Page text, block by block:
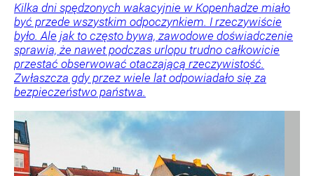
Kilka dni spędzonych wakacyjnie w Kopenhadze miało
być przede wszystkim odpoczynkiem. I rzeczywiście
było. Ale jak to często bywa, zawodowe doświadczenie
sprawia, że nawet podczas urlopu trudno całkowicie
przestać obserwować otaczającą rzeczywistość.
Zwłaszcza gdy przez wiele lat odpowiadało się za
bezpieczeństwo państwa.